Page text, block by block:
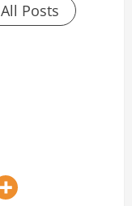
Posts